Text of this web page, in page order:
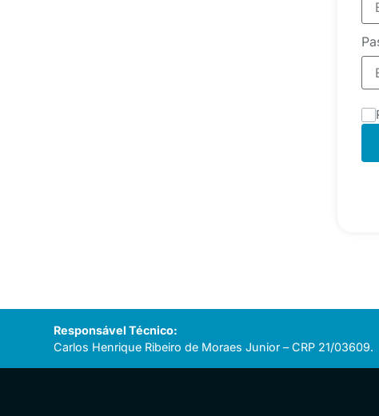
Responsável Técnico:
Carlos Henrique Ribeiro de Moraes Junior – CRP 21/03609.